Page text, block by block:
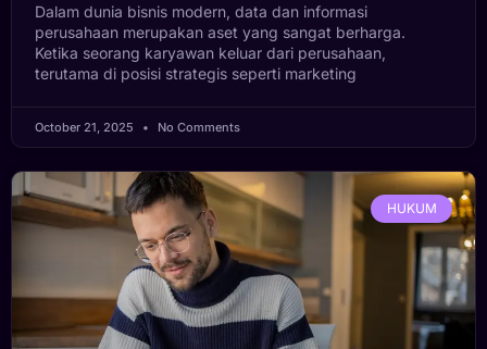
Dalam dunia bisnis modern, data dan informasi
perusahaan merupakan aset yang sangat berharga.
Ketika seorang karyawan keluar dari perusahaan,
terutama di posisi strategis seperti marketing
October 21, 2025 No Comments
HUKUM